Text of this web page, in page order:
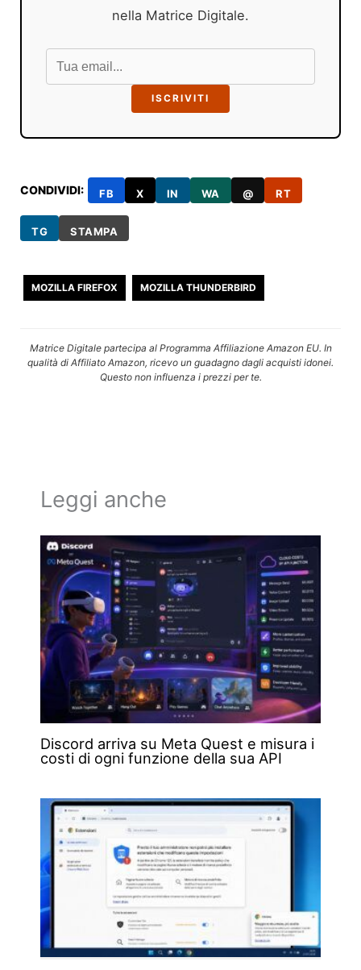
nella Matrice Digitale.
ISCRIVITI
CONDIVIDI: FB X IN WA @ RT
TG STAMPA
MOZILLA FIREFOX MOZILLA THUNDERBIRD
Matrice Digitale partecipa al Programma Affiliazione Amazon EU. In
qualità di Affiliato Amazon, ricevo un guadagno dagli acquisti idonei.
Questo non influenza i prezzi per te.
Leggi anche
Discord arriva su Meta Quest e misura i
costi di ogni funzione della sua API